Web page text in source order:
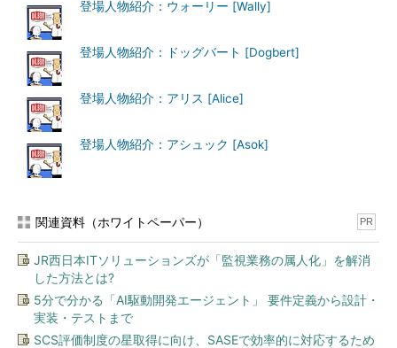
登場人物紹介：ウォーリー [Wally]
登場人物紹介：ドッグバート [Dogbert]
登場人物紹介：アリス [Alice]
登場人物紹介：アシュック [Asok]
関連資料（ホワイトペーパー） PR
JR西日本ITソリューションズが「監視業務の属人化」を解消
した方法とは?
5分で分かる「AI駆動開発エージェント」 要件定義から設計・
実装・テストまで
SCS評価制度の星取得に向け、SASEで効率的に対応するため